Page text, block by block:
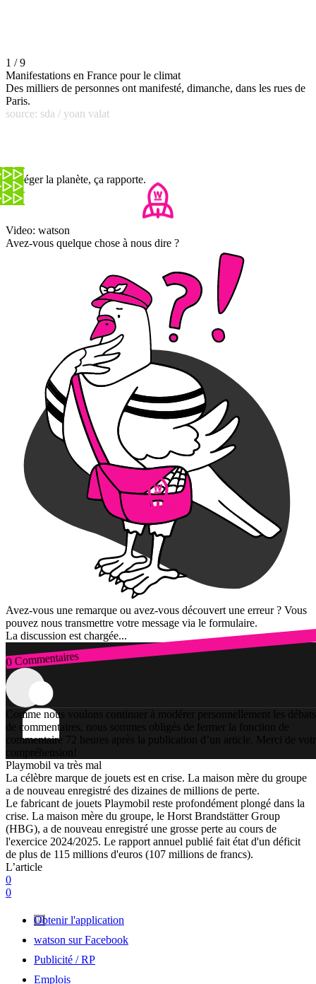
1 / 9
Manifestations en France pour le climat
Des milliers de personnes ont manifesté, dimanche, dans les rues de
Paris.
source: sda / yoan valat
Protéger la planète, ça rapporte.
Video: watson
Avez-vous quelque chose à nous dire ?
Avez-vous une remarque ou avez-vous découvert une erreur ? Vous
pouvez nous transmettre votre message via le formulaire.
La discussion est chargée...
0 Commentaires
Connexion
Comme nous voulons continuer à modérer personnellement les débats
de commentaires, nous sommes obligés de fermer la fonction de
commentaire 72 heures après la publication d’un article. Merci de
compréhension!
Playmobil va très mal
La célèbre marque de jouets est en crise. La maison mère du groupe
a de nouveau enregistré des dizaines de millions de perte.
Le fabricant de jouets Playmobil reste profondément plongé dans la
crise. La maison mère du groupe, le Horst Brandstätter Group
(HBG), a de nouveau enregistré une grosse perte au cours de
l'exercice 2024/2025. Le rapport annuel publié fait état d'un déficit
de plus de 115 millions d'euros (107 millions de francs).
L’article
0
0
Obtenir l'application
watson sur Facebook
Publicité / RP
Emplois